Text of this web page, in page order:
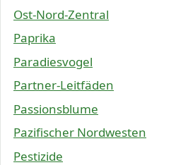
Ost-Nord-Zentral
Paprika
Paradiesvogel
Partner-Leitfäden
Passionsblume
Pazifischer Nordwesten
Pestizide